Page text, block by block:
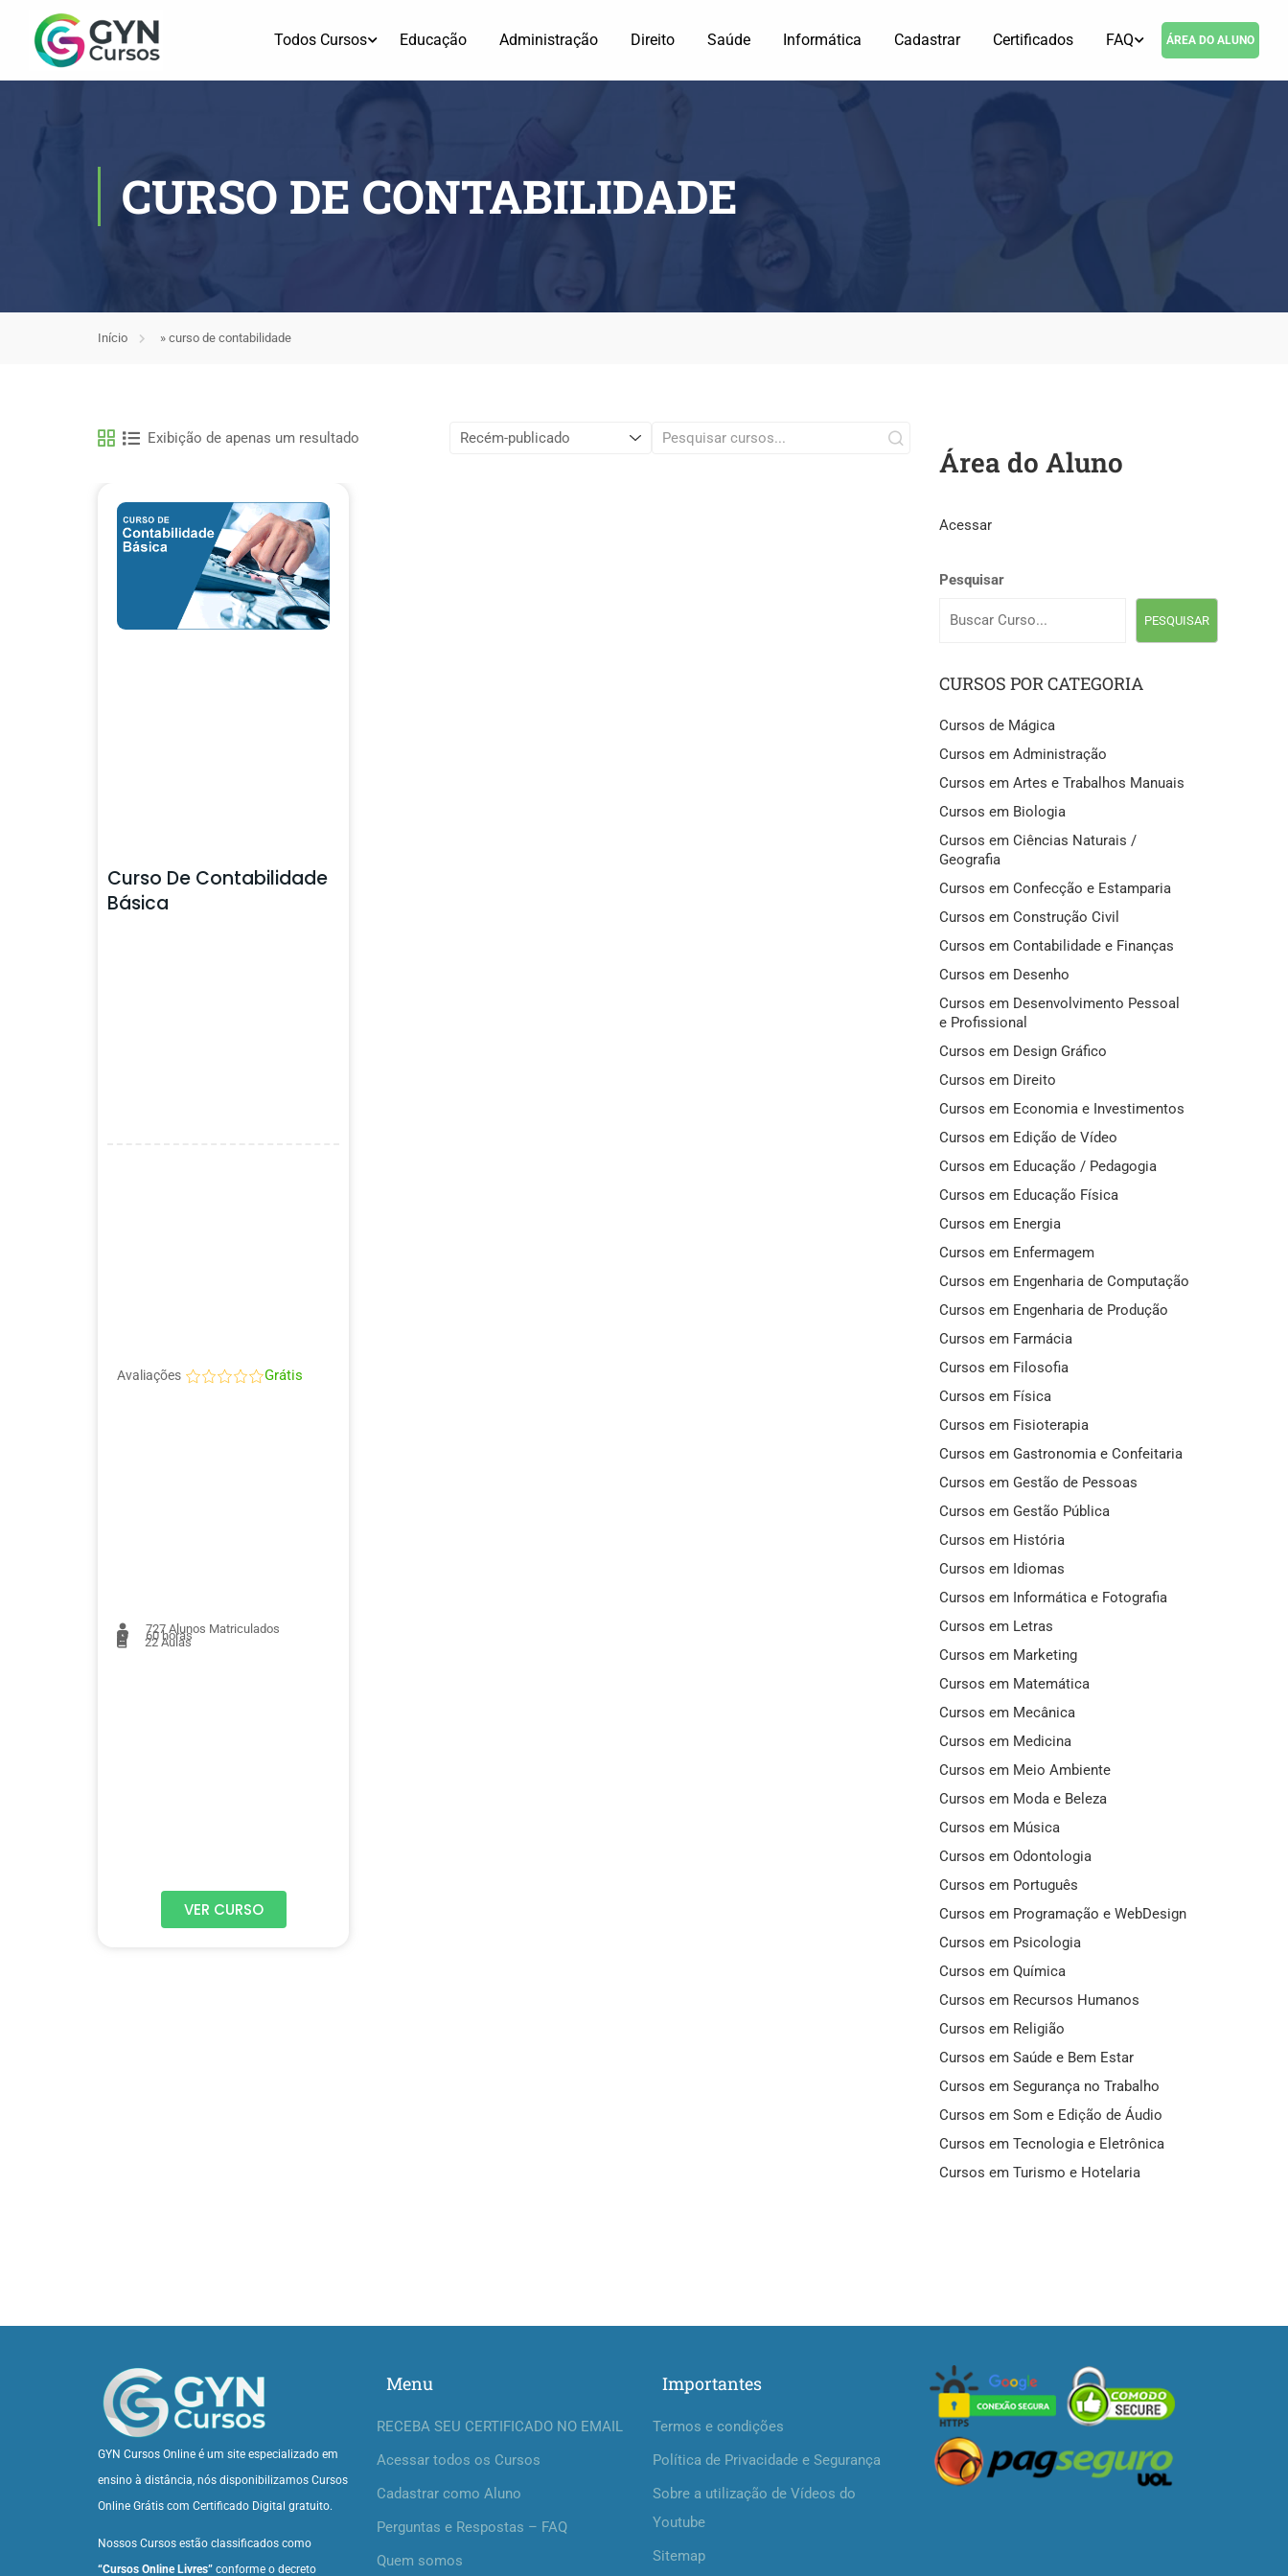
Todos Cursos Educação Administração Direito Saúde Informática Cadastrar Certificados FAQ ÁREA DO ALUNO
CURSO DE CONTABILIDADE
Início » curso de contabilidade
Exibição de apenas um resultado
Curso De Contabilidade
Básica
Avaliações Grátis
727 Alunos Matriculados
60 horas
22Aulas
VER CURSO
Área do Aluno
Acessar
Pesquisar
PESQUISAR
CURSOS POR CATEGORIA
Cursos de Mágica
Cursos em Administração
Cursos em Artes e Trabalhos Manuais
Cursos em Biologia
Cursos em Ciências Naturais /
Geografia
Cursos em Confecção e Estamparia
Cursos em Construção Civil
Cursos em Contabilidade e Finanças
Cursos em Desenho
Cursos em Desenvolvimento Pessoal
e Profissional
Cursos em Design Gráfico
Cursos em Direito
Cursos em Economia e Investimentos
Cursos em Edição de Vídeo
Cursos em Educação / Pedagogia
Cursos em Educação Física
Cursos em Energia
Cursos em Enfermagem
Cursos em Engenharia de Computação
Cursos em Engenharia de Produção
Cursos em Farmácia
Cursos em Filosofia
Cursos em Física
Cursos em Fisioterapia
Cursos em Gastronomia e Confeitaria
Cursos em Gestão de Pessoas
Cursos em Gestão Pública
Cursos em História
Cursos em Idiomas
Cursos em Informática e Fotografia
Cursos em Letras
Cursos em Marketing
Cursos em Matemática
Cursos em Mecânica
Cursos em Medicina
Cursos em Meio Ambiente
Cursos em Moda e Beleza
Cursos em Música
Cursos em Odontologia
Cursos em Português
Cursos em Programação e WebDesign
Cursos em Psicologia
Cursos em Química
Cursos em Recursos Humanos
Cursos em Religião
Cursos em Saúde e Bem Estar
Cursos em Segurança no Trabalho
Cursos em Som e Edição de Áudio
Cursos em Tecnologia e Eletrônica
Cursos em Turismo e Hotelaria
GYN Cursos Online é um site especializado em
ensino à distância, nós disponibilizamos Cursos
Online Grátis com Certificado Digital gratuito.
Nossos Cursos estão classificados como
“Cursos Online Livres” conforme o decreto
Menu
RECEBA SEU CERTIFICADO NO EMAIL
Acessar todos os Cursos
Cadastrar como Aluno
Perguntas e Respostas – FAQ
Quem somos
Importantes
Termos e condições
Política de Privacidade e Segurança
Sobre a utilização de Vídeos do
Youtube
Sitemap